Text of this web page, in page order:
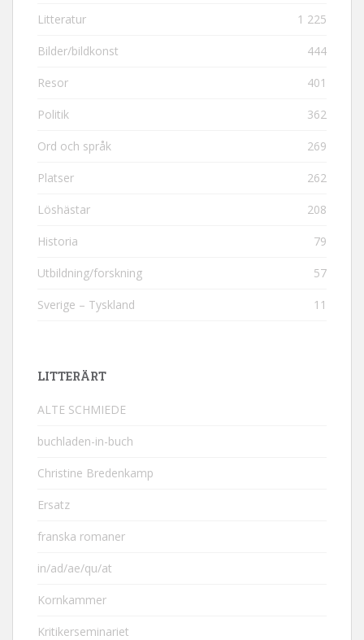
Litteratur 1 225
Bilder/bildkonst 444
Resor 401
Politik 362
Ord och språk 269
Platser 262
Löshästar 208
Historia 79
Utbildning/forskning 57
Sverige – Tyskland 11
LITTERÄRT
ALTE SCHMIEDE
buchladen-in-buch
Christine Bredenkamp
Ersatz
franska romaner
in/ad/ae/qu/at
Kornkammer
Kritikerseminariet